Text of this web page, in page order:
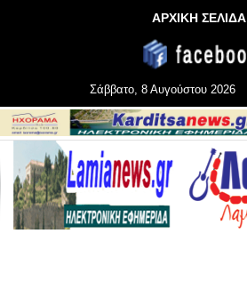
ΑΡΧΙΚΗ ΣΕΛΙΔΑ
Σάββατο, 8 Αυγούστου 2026